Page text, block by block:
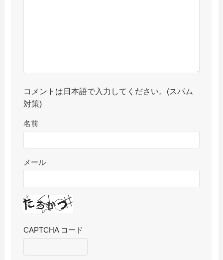
コメントは日本語で入力してください。(スパム
対策)
名前
メール
CAPTCHA コード